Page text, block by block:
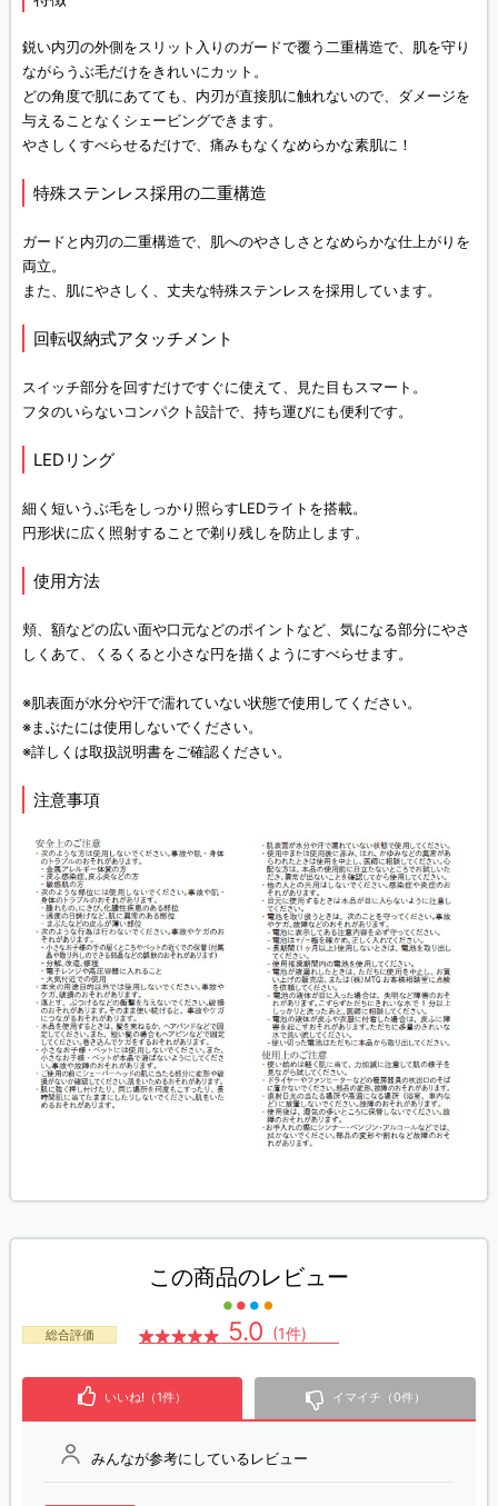
鋭い内刃の外側をスリット入りのガードで覆う二重構造で、肌を守り
ながらうぶ毛だけをきれいにカット。
どの角度で肌にあてても、内刃が直接肌に触れないので、ダメージを
与えることなくシェービングできます。
やさしくすべらせるだけで、痛みもなくなめらかな素肌に！
特殊ステンレス採用の二重構造
ガードと内刃の二重構造で、肌へのやさしさとなめらかな仕上がりを
両立。
また、肌にやさしく、丈夫な特殊ステンレスを採用しています。
回転収納式アタッチメント
スイッチ部分を回すだけですぐに使えて、見た目もスマート。
フタのいらないコンパクト設計で、持ち運びにも便利です。
LEDリング
細く短いうぶ毛をしっかり照らすLEDライトを搭載。
円形状に広く照射することで剃り残しを防止します。
使用方法
頬、額などの広い面や口元などのポイントなど、気になる部分にやさ
しくあて、くるくると小さな円を描くようにすべらせます。
※肌表面が水分や汗で濡れていない状態で使用してください。
※まぶたには使用しないでください。
※詳しくは取扱説明書をご確認ください。
注意事項
この商品のレビュー
総合評価 5.0 (1件)
いいね!（1件） イマイチ（0件）
みんなが参考にしているレビュー